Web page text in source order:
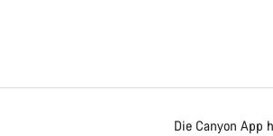
Die Canyon App